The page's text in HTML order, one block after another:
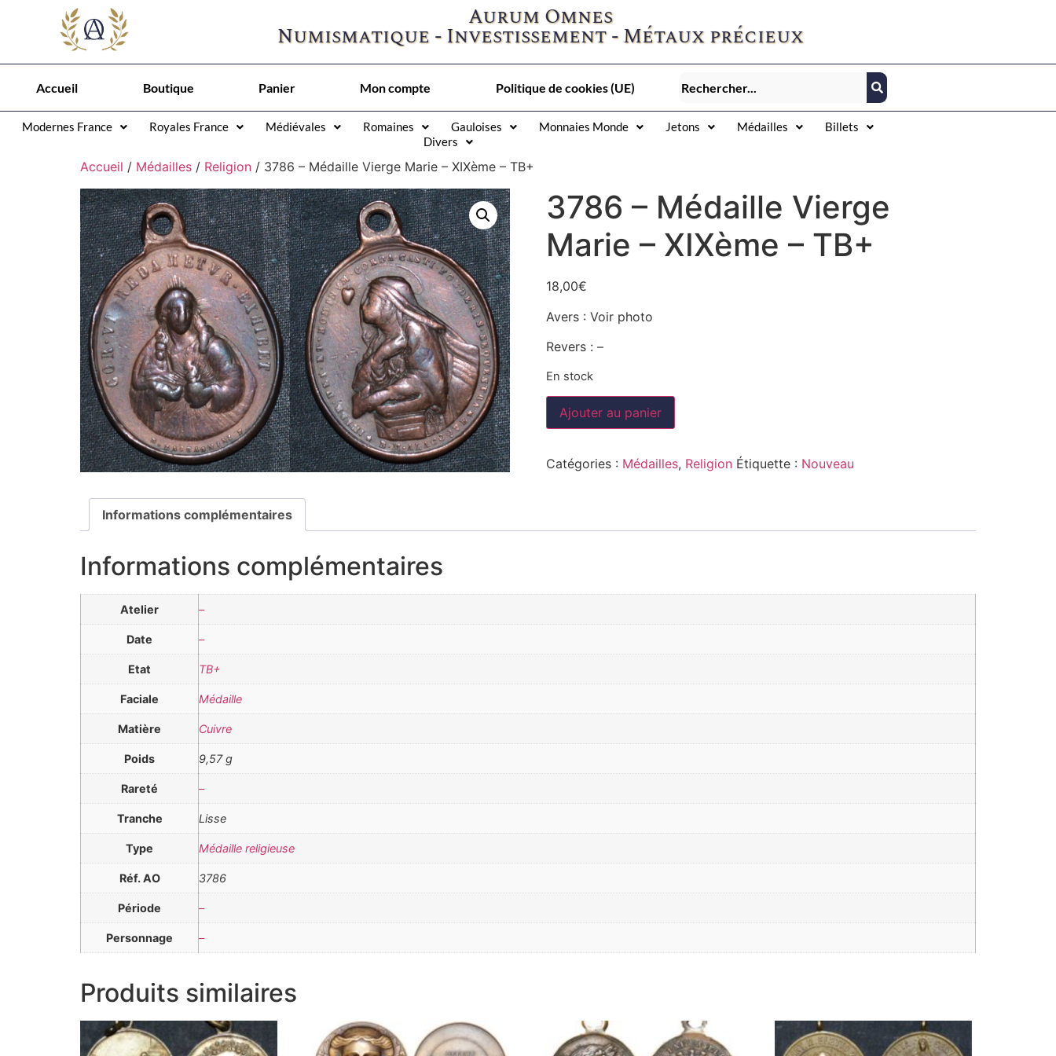
Aurum Omnes
Numismatique - Investissement - Métaux précieux
Accueil Boutique Panier Mon compte Politique de cookies (UE)
Modernes France Royales France Médiévales Romaines Gauloises Monnaies Monde Jetons Médailles
Billets
Divers
Accueil / Médailles / Religion / 3786 – Médaille Vierge Marie – XIXème – TB+
3786 – Médaille Vierge
Marie – XIXème – TB+
18,00€
Avers : Voir photo
Revers : –
En stock
Ajouter au panier
Catégories : Médailles, Religion Étiquette : Nouveau
Informations complémentaires
Informations complémentaires
Atelier –
Date –
Etat TB+
Faciale Médaille
Matière Cuivre
Poids 9,57 g
Rareté –
Tranche Lisse
Type Médaille religieuse
Réf. AO 3786
Période –
Personnage –
Produits similaires